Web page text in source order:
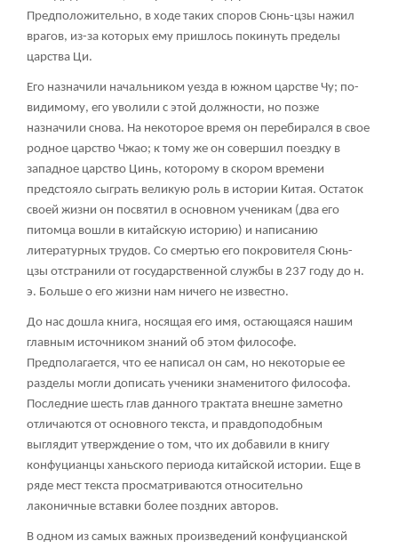
Предположительно, в ходе таких споров Сюнь-цзы нажил
врагов, из-за которых ему пришлось покинуть пределы
царства Ци.
Его назначили начальником уезда в южном царстве Чу; по-
видимому, его уволили с этой должности, но позже
назначили снова. На некоторое время он перебирался в свое
родное царство Чжао; к тому же он совершил поездку в
западное царство Цинь, которому в скором времени
предстояло сыграть великую роль в истории Китая. Остаток
своей жизни он посвятил в основном ученикам (два его
питомца вошли в китайскую историю) и написанию
литературных трудов. Со смертью его покровителя Сюнь-
цзы отстранили от государственной службы в 237 году до н.
э. Больше о его жизни нам ничего не известно.
До нас дошла книга, носящая его имя, остающаяся нашим
главным источником знаний об этом философе.
Предполагается, что ее написал он сам, но некоторые ее
разделы могли дописать ученики знаменитого философа.
Последние шесть глав данного трактата внешне заметно
отличаются от основного текста, и правдоподобным
выглядит утверждение о том, что их добавили в книгу
конфуцианцы ханьского периода китайской истории. Еще в
ряде мест текста просматриваются относительно
лаконичные вставки более поздних авторов.
В одном из самых важных произведений конфуцианской